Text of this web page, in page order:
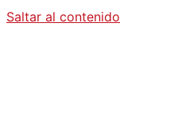
Saltar al contenido